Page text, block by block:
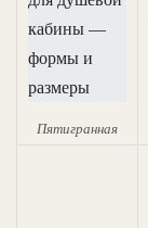
Пятигранная